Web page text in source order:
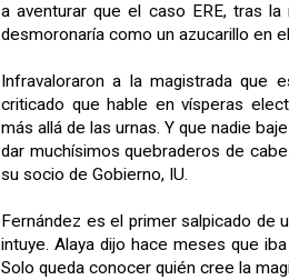
a aventurar que el caso ERE, tras
desmoronaría como un azucarillo en
Infravaloraron a la magistrada que
criticado que hable en vísperas
más allá de las urnas. Y que nadie
dar muchísimos quebraderos de
su socio de Gobierno, IU.
Fernández es el primer salpicado de
intuye. Alaya dijo hace meses que
Solo queda conocer quién cree la